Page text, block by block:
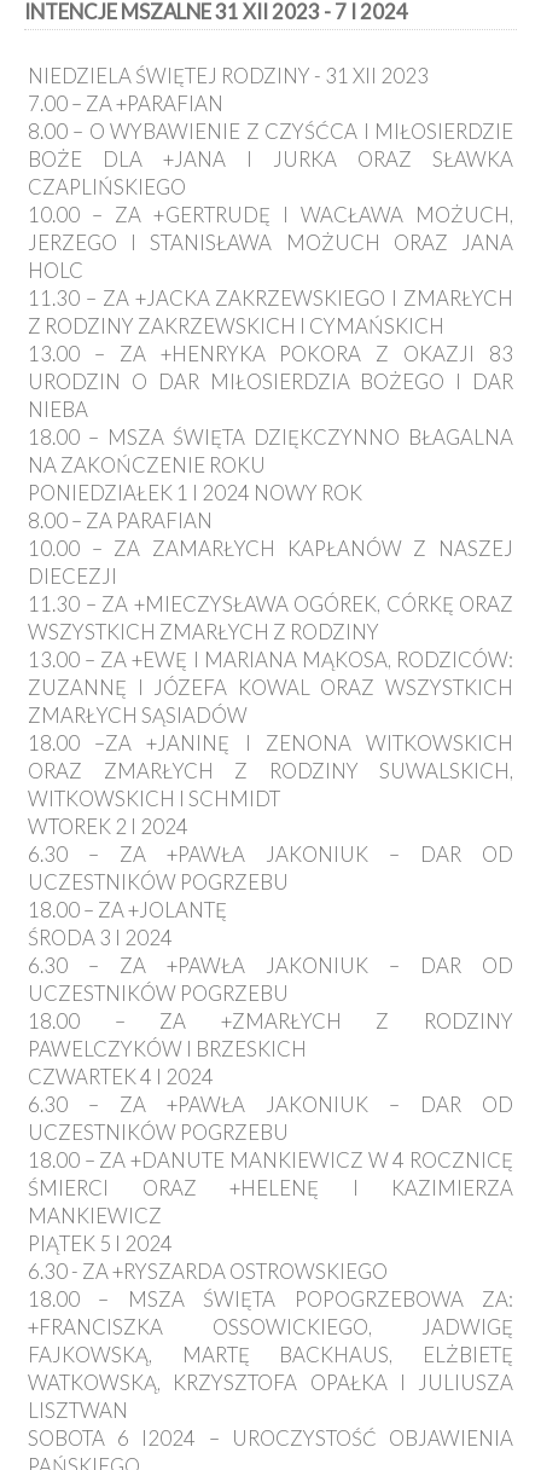
Kancelaria
Galeria
Dekanat
Nowy
Staw
Kapituła
Kolegiacka
Duszpasterze
Polecane
strony
Ochrona
Małoletnich
INTENCJE MSZALNE 31 XII 2023 - 7 I 2024
NIEDZIELA ŚWIĘTEJ RODZINY - 31 XII 2023
7.00 – ZA +PARAFIAN
8.00 – O WYBAWIENIE Z CZYŚĆCA I MIŁOSIERDZIE
BOŻE DLA +JANA I JURKA ORAZ SŁAWKA
CZAPLIŃSKIEGO
10.00 – ZA +GERTRUDĘ I WACŁAWA MOŻUCH,
JERZEGO I STANISŁAWA MOŻUCH ORAZ JANA
HOLC
11.30 – ZA +JACKA ZAKRZEWSKIEGO I ZMARŁYCH
Z RODZINY ZAKRZEWSKICH I CYMAŃSKICH
13.00 – ZA +HENRYKA POKORA Z OKAZJI 83
URODZIN O DAR MIŁOSIERDZIA BOŻEGO I DAR
NIEBA
18.00 – MSZA ŚWIĘTA DZIĘKCZYNNO BŁAGALNA
NA ZAKOŃCZENIE ROKU
PONIEDZIAŁEK 1 I 2024 NOWY ROK
8.00 – ZA PARAFIAN
10.00 – ZA ZAMARŁYCH KAPŁANÓW Z NASZEJ
DIECEZJI
11.30 – ZA +MIECZYSŁAWA OGÓREK, CÓRKĘ ORAZ
WSZYSTKICH ZMARŁYCH Z RODZINY
13.00 – ZA +EWĘ I MARIANA MĄKOSA, RODZICÓW:
ZUZANNĘ I JÓZEFA KOWAL ORAZ WSZYSTKICH
ZMARŁYCH SĄSIADÓW
18.00 –ZA +JANINĘ I ZENONA WITKOWSKICH
ORAZ ZMARŁYCH Z RODZINY SUWALSKICH,
WITKOWSKICH I SCHMIDT
WTOREK 2 I 2024
6.30 – ZA +PAWŁA JAKONIUK – DAR OD
UCZESTNIKÓW POGRZEBU
18.00 – ZA +JOLANTĘ
ŚRODA 3 I 2024
6.30 – ZA +PAWŁA JAKONIUK – DAR OD
UCZESTNIKÓW POGRZEBU
18.00 – ZA +ZMARŁYCH Z RODZINY
PAWELCZYKÓW I BRZESKICH
CZWARTEK 4 I 2024
6.30 – ZA +PAWŁA JAKONIUK – DAR OD
UCZESTNIKÓW POGRZEBU
18.00 – ZA +DANUTE MANKIEWICZ W 4 ROCZNICĘ
ŚMIERCI ORAZ +HELENĘ I KAZIMIERZA
MANKIEWICZ
PIĄTEK 5 I 2024
6.30 - ZA +RYSZARDA OSTROWSKIEGO
18.00 – MSZA ŚWIĘTA POPOGRZEBOWA ZA:
+FRANCISZKA OSSOWICKIEGO, JADWIGĘ
FAJKOWSKĄ, MARTĘ BACKHAUS, ELŻBIETĘ
WATKOWSKĄ, KRZYSZTOFA OPAŁKA I JULIUSZA
LISZTWAN
SOBOTA 6 I2024 – UROCZYSTOŚĆ OBJAWIENIA